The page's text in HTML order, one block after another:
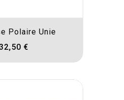
Polaire Unie
€